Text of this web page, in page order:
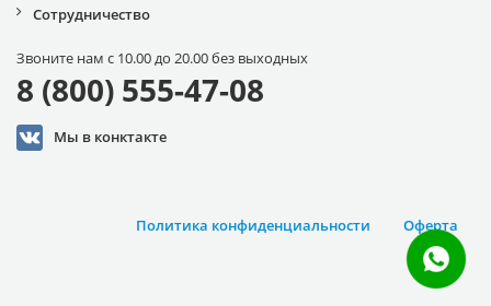
Сотрудничество
Звоните нам с 10.00 до 20.00 без выходных
8 (800) 555-47-08
Мы в конктакте
Оферта
Политика конфиденциальности